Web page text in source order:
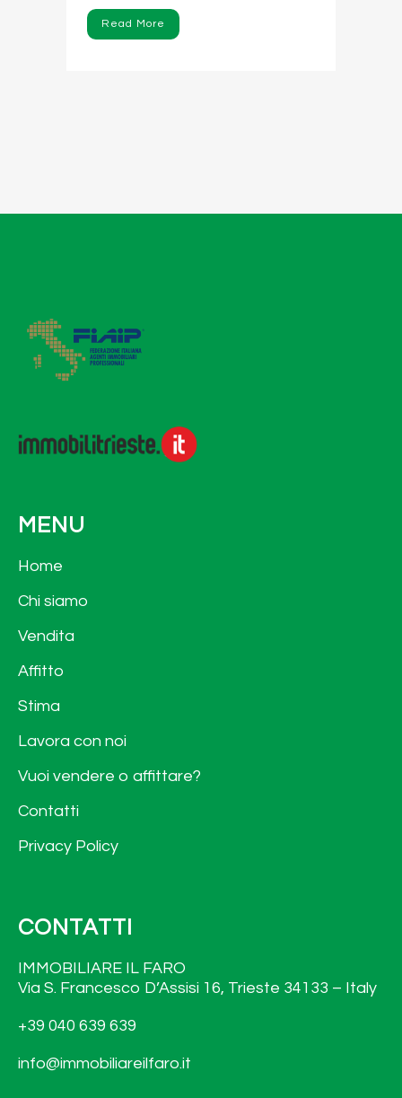
Read More
MENU
Home
Chi siamo
Vendita
Affitto
Stima
Lavora con noi
Vuoi vendere o affittare?
Contatti
Privacy Policy
CONTATTI
IMMOBILIARE IL FARO
Via S. Francesco D’Assisi 16, Trieste 34133 – Italy
+39 040 639 639
info@immobiliareilfaro.it